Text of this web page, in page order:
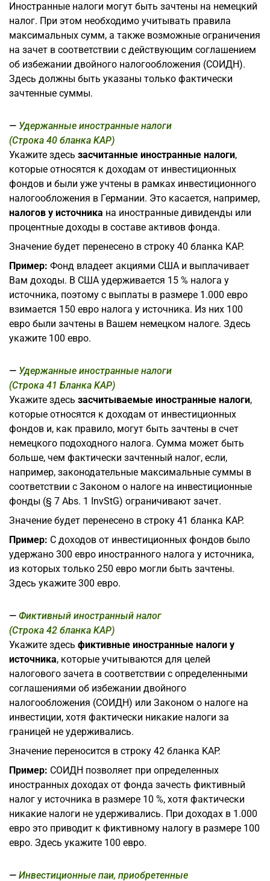
Иностранные налоги могут быть зачтены на немецкий
налог. При этом необходимо учитывать правила
максимальных сумм, а также возможные ограничения
на зачет в соответствии с действующим соглашением
об избежании двойного налогообложения (СОИДН).
Здесь должны быть указаны только фактически
зачтенные суммы.
Удержанные иностранные налоги
(Строка 40 бланка KAP)
Укажите здесь засчитанные иностранные налоги,
которые относятся к доходам от инвестиционных
фондов и были уже учтены в рамках инвестиционного
налогообложения в Германии. Это касается, например,
налогов у источника на иностранные дивиденды или
процентные доходы в составе активов фонда.
Значение будет перенесено в строку 40 бланка KAP.
Пример: Фонд владеет акциями США и выплачивает
Вам доходы. В США удерживается 15 % налога у
источника, поэтому с выплаты в размере 1.000 евро
взимается 150 евро налога у источника. Из них 100
евро были зачтены в Вашем немецком налоге. Здесь
укажите 100 евро.
Удержанные иностранные налоги
(Строка 41 Бланка KAP)
Укажите здесь засчитываемые иностранные налоги,
которые относятся к доходам от инвестиционных
фондов и, как правило, могут быть зачтены в счет
немецкого подоходного налога. Сумма может быть
больше, чем фактически зачтенный налог, если,
например, законодательные максимальные суммы в
соответствии с Законом о налоге на инвестиционные
фонды (§ 7 Abs. 1 InvStG) ограничивают зачет.
Значение будет перенесено в строку 41 бланка KAP.
Пример: С доходов от инвестиционных фондов было
удержано 300 евро иностранного налога у источника,
из которых только 250 евро могли быть зачтены.
Здесь укажите 300 евро.
Фиктивный иностранный налог
(Строка 42 бланка KAP)
Укажите здесь фиктивные иностранные налоги у
источника, которые учитываются для целей
налогового зачета в соответствии с определенными
соглашениями об избежании двойного
налогообложения (СОИДН) или Законом о налоге на
инвестиции, хотя фактически никакие налоги за
границей не удерживались.
Значение переносится в строку 42 бланка KAP.
Пример: СОИДН позволяет при определенных
иностранных доходах от фонда зачесть фиктивный
налог у источника в размере 10 %, хотя фактически
никакие налоги не удерживались. При доходах в 1.000
евро это приводит к фиктивному налогу в размере 100
евро. Здесь укажите 100 евро.
Инвестиционные паи, приобретенные